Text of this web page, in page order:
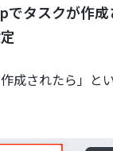
でタスクが作
成されたら」と